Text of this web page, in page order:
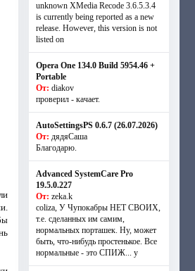
unknown XMedia Recode 3.6.5.3.4
is currently being reported as a new
release. However, this version is not
listed on
Opera One 134.0 Build 5954.46 +
Portable
От: diakov
проверил - качает.
AutoSettingsPS 0.6.7 (26.07.2026)
От: дядяСаша
Благодарю.
Advanced SystemCare Pro
19.5.0.227
От: zeka.k
coliza, У Чупокабры НЕТ СВОИХ,
т.е. сделанных им самим,
нормальных порташек. Ну, может
быть, что-нибудь простенькое. Все
нормальные - это СПИЖ... у